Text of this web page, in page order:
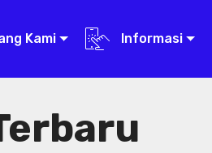
Kami Informasi